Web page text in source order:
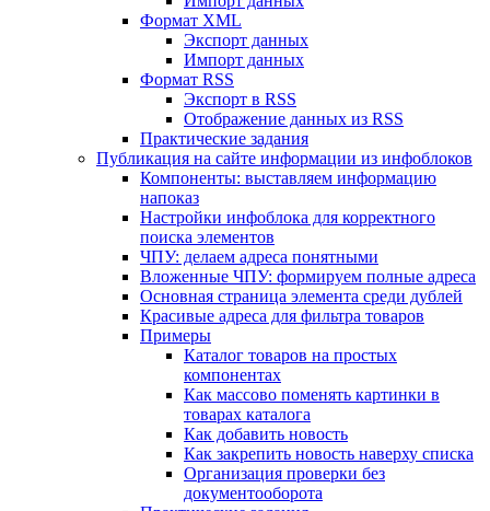
Формат XML
Экспорт данных
Импорт данных
Формат RSS
Экспорт в RSS
Отображение данных из RSS
Практические задания
Публикация на сайте информации из инфоблоков
Компоненты: выставляем информацию
напоказ
Настройки инфоблока для корректного
поиска элементов
ЧПУ: делаем адреса понятными
Вложенные ЧПУ: формируем полные адреса
Основная страница элемента среди дублей
Красивые адреса для фильтра товаров
Примеры
Каталог товаров на простых
компонентах
Как массово поменять картинки в
товарах каталога
Как добавить новость
Как закрепить новость наверху списка
Организация проверки без
документооборота